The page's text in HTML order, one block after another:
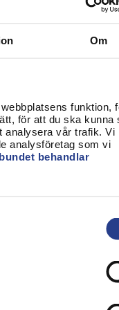
Om
funktion,
för att du ska kunna
analysera vår trafik. Vi
analysföretag som vi
behandlar
och
i hälso- och
allmänna råd
och
och
regelverket ska
och